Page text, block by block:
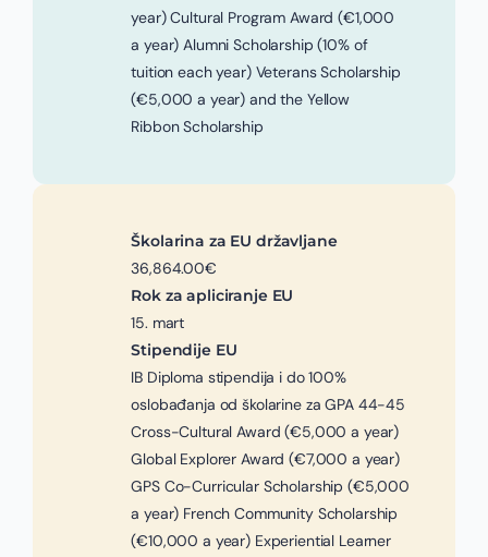
year) Cultural Program Award (€1,000
a year) Alumni Scholarship (10% of
tuition each year) Veterans Scholarship
(€5,000 a year) and the Yellow
Ribbon Scholarship
Školarina za EU državljane
36,864.00€
Rok za apliciranje EU
15. mart
Stipendije EU
IB Diploma stipendija i do 100%
oslobađanja od školarine za GPA 44-45
Cross-Cultural Award (€5,000 a year)
Global Explorer Award (€7,000 a year)
GPS Co-Curricular Scholarship (€5,000
a year) French Community Scholarship
(€10,000 a year) Experiential Learner